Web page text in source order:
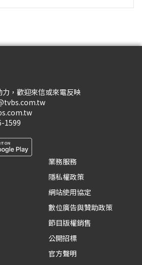
，歡迎來信或來電反映
1599
業務服務
隱私權政策
網站使用協定
數位廣告與贊助政策
節目版權銷售
公開招標
官方聲明